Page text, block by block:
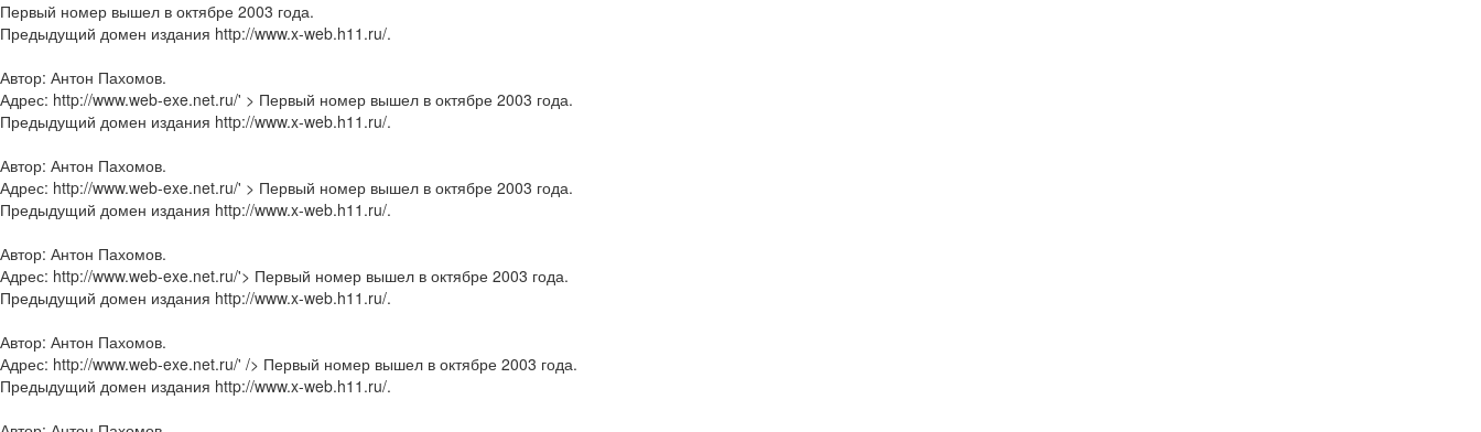
Первый номер вышел в октябре 2003 года.
Предыдущий домен издания http://www.x-web.h11.ru/.
Автор: Антон Пахомов.
Адрес: http://www.web-exe.net.ru/' > Первый номер вышел в октябре 2003 года.
Предыдущий домен издания http://www.x-web.h11.ru/.
Автор: Антон Пахомов.
Адрес: http://www.web-exe.net.ru/' > Первый номер вышел в октябре 2003 года.
Предыдущий домен издания http://www.x-web.h11.ru/.
Автор: Антон Пахомов.
Адрес: http://www.web-exe.net.ru/'> Первый номер вышел в октябре 2003 года.
Предыдущий домен издания http://www.x-web.h11.ru/.
Автор: Антон Пахомов.
Адрес: http://www.web-exe.net.ru/' /> Первый номер вышел в октябре 2003 года.
Предыдущий домен издания http://www.x-web.h11.ru/.